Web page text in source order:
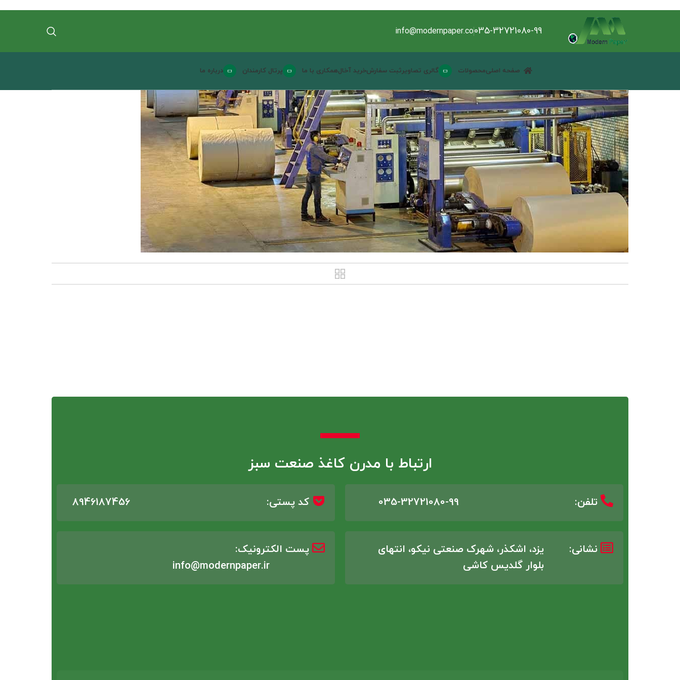
035-32721080-99
info@modernpaper.co
صفحه اصلیمحصولات گالری تصاویرثبت سفارشخرید آخالهمکاری با ما پرتال کارمندان درباره ما
ارتباط با مدرن کاغذ صنعت سبز
تلفن: 035-32721080-99 کد پستی: 8946187456
نشانی:
یزد، اشکذر، شهرک صنعتی نیکو، انتهای
بلوار گلدیس کاشی
پست الکترونیک:
info@modernpaper.ir